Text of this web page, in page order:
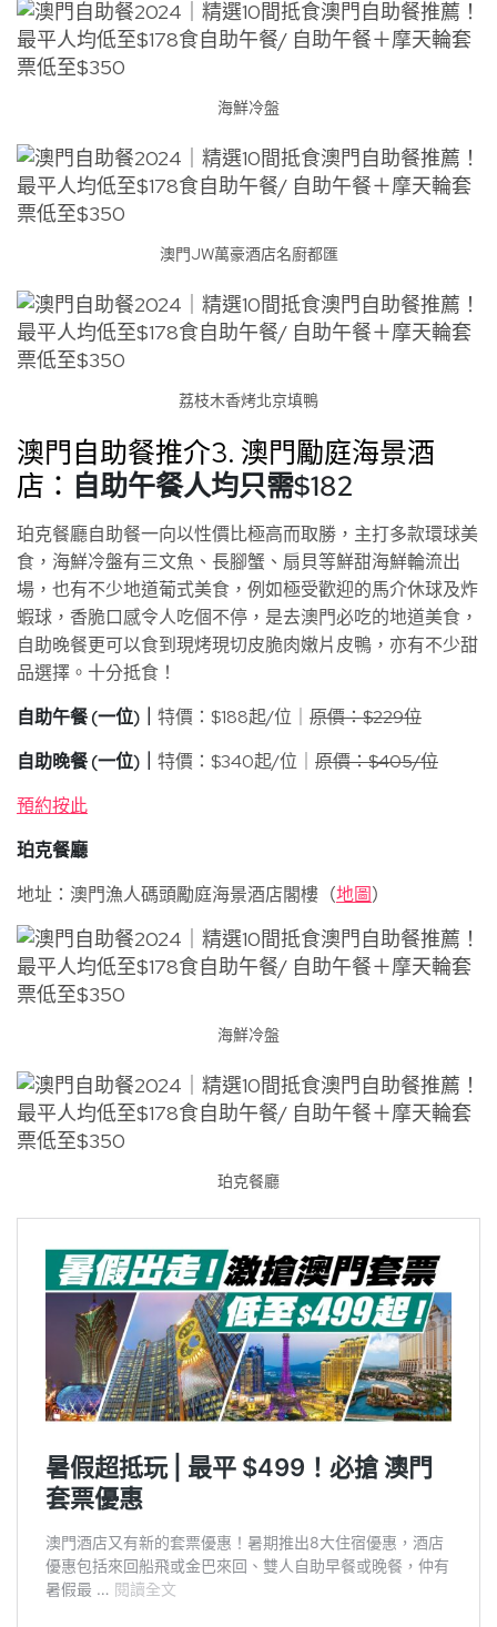
海鮮冷盤
澳門JW萬豪酒店名廚都匯
荔枝木香烤北京填鴨
澳門自助餐推介3. 澳門勵庭海景酒
店： 自助午餐人均只需$182
珀克餐廳自助餐一向以性價比極高而取勝，主打多款環球美
食，海鮮冷盤有三文魚、長腳蟹、扇貝等鮮甜海鮮輪流出
場，也有不少地道葡式美食，例如極受歡迎的馬介休球及炸
蝦球，香脆口感令人吃個不停，是去澳門必吃的地道美食，
自助晚餐更可以食到現烤現切皮脆肉嫩片皮鴨，亦有不少甜
品選擇。十分抵食！
自助午餐 (一位)｜ 特價：$188起/位｜ 原價：$229位
自助晚餐 (一位)｜ 特價：$340起/位｜ 原價：$405/位
預約按此
珀克餐廳
地址：澳門漁人碼頭勵庭海景酒店閣樓（地圖）
海鮮冷盤
珀克餐廳